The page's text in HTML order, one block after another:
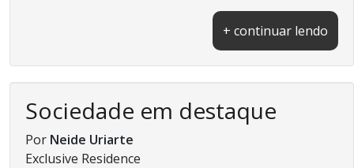
+ continuar lendo
Sociedade em destaque
Por Neide Uriarte
Exclusive Residence